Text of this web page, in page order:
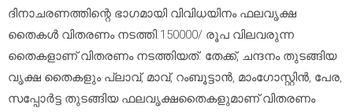
ദിനാചരണത്തിന്റെ ഭാഗമായി വിവിധയിനം ഫലവൃക്ഷ
തൈകൾ വിതരണം നടത്തി.150000/ രൂപ വിലവരുന്ന
തൈകളാണ് വിതരണം നടത്തിയത്. തേക്ക്, ചന്ദനം തുടങ്ങിയ
വൃക്ഷ തൈകളും പ്ലാവ്, മാവ്, റംബൂട്ടാൻ, മാംഗോസ്റ്റിൻ, പേര,
സപ്പോർട്ട തുടങ്ങിയ ഫലവൃക്ഷതൈകളുമാണ് വിതരണം